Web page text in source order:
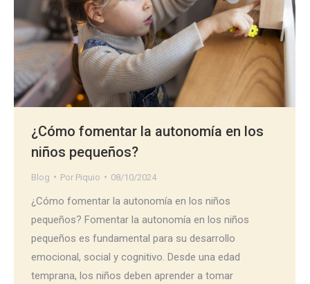
¿Cómo fomentar la autonomía en los
niños pequeños?
Blog Por Piquio 08/10/2024
¿Cómo fomentar la autonomía en los niños
pequeños? Fomentar la autonomía en los niños
pequeños es fundamental para su desarrollo
emocional, social y cognitivo. Desde una edad
temprana, los niños deben aprender a tomar